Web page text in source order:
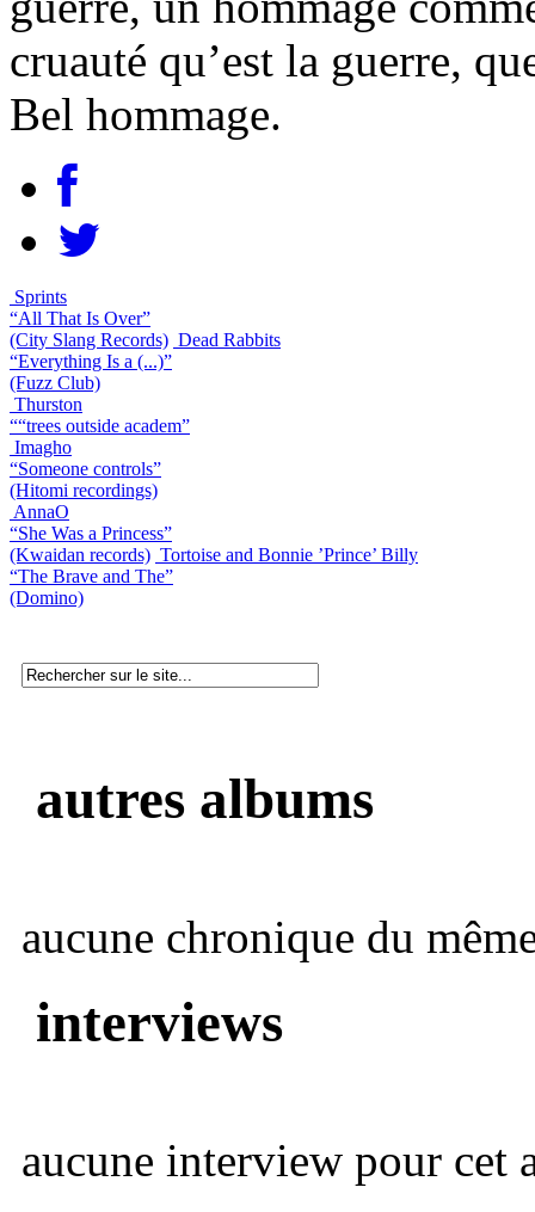
cruauté qu’est la guerre,
Bel hommage.
Sprints
“All That Is Over”
(City Slang Records) Dead Rabbits
“Everything Is a (...)”
(Fuzz Club)
Thurston
““trees outside academ”
Imagho
“Someone controls”
(Hitomi recordings)
AnnaO
“She Was a Princess”
(Kwaidan records) Tortoise and Bonnie ’Prince’ Billy
“The Brave and The”
(Domino)
autres albums
aucune chronique du
interviews
aucune interview pour cet